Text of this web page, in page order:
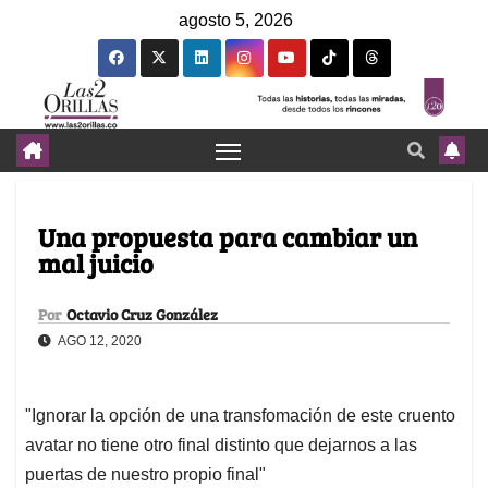
agosto 5, 2026
Una propuesta para cambiar un
mal juicio
Por Octavio Cruz González
AGO 12, 2020
"Ignorar la opción de una transfomación de este cruento
avatar no tiene otro final distinto que dejarnos a las
puertas de nuestro propio final"